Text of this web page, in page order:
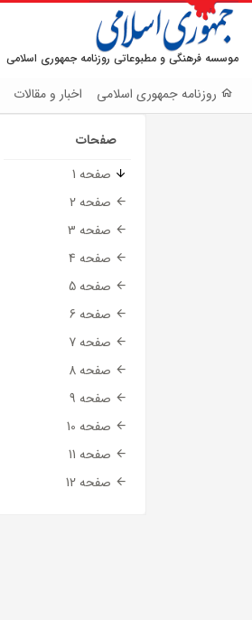
موسسه فرهنگی و مطبوعاتی روزنامه جمهوری اسلامی
روزنامه جمهوری اسلامی اخبار و مقالات
صفحات
صفحه 1
صفحه 2
صفحه 3
صفحه 4
صفحه 5
صفحه 6
صفحه 7
صفحه 8
صفحه 9
صفحه 10
صفحه 11
صفحه 12